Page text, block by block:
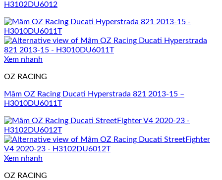
H3102DU6012
Xem nhanh
OZ RACING
Mâm OZ Racing Ducati Hyperstrada 821 2013-15 –
H3010DU6011T
Xem nhanh
OZ RACING